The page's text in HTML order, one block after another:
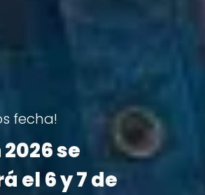
Visita Teletón
Ministro se
con doctora que lo